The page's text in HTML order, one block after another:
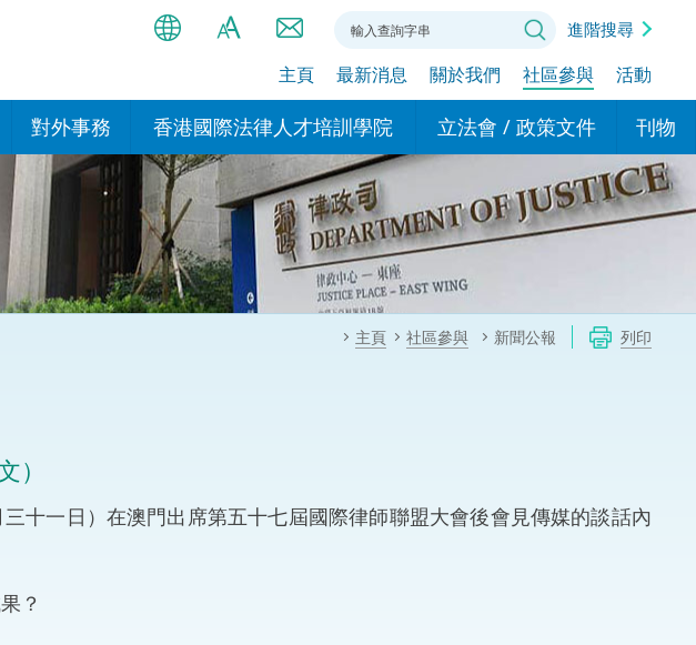
简
EN
Bahasa Indonesia (印尼語)
हिन्दी (印度語)
नेपाली (尼泊爾語)
Tiếng Việt (越南語)
A
A
進階搜尋
主頁 最新消息 關於我們 社區參與 活動
對外事務
國際政府機構在香港設立辦事
處或運作
多邊協定
其他協定
香港國際法律人才培訓學院
我們的學院
我們的專家委員會
我們的辦公室
我們的培訓課程和能力建設項
立法會 / 政策文件
現行政策措施
政策文件
特別財務委員會
刊物
基本
民事
法律
主頁 社區參與 新聞公報 列印
）
十一日）在澳門出席第五十七屆國際律師聯盟大會後會見傳媒的談話內
？